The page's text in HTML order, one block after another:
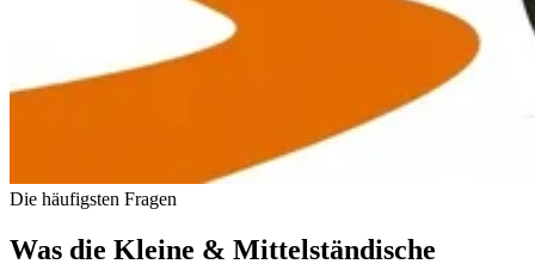
Die häufigsten Fragen
Was die Kleine & Mittelständische